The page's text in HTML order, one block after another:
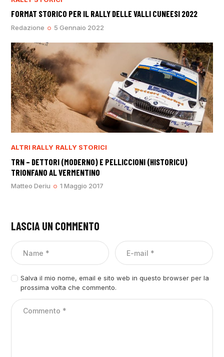
FORMAT STORICO PER IL RALLY DELLE VALLI CUNEESI 2022
Redazione 5 Gennaio 2022
ALTRI RALLY RALLY STORICI
TRN – DETTORI (MODERNO) E PELLICCIONI (HISTORICU)
TRIONFANO AL VERMENTINO
Matteo Deriu 1 Maggio 2017
LASCIA UN COMMENTO
Salva il mio nome, email e sito web in questo browser per la
prossima volta che commento.